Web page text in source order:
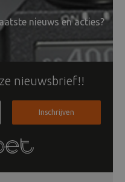
nieuws en acties?
nieuwsbrief!!
Inschrijven